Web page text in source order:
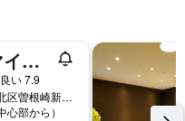
ホテルマイステイズプレミア堂島
良い 7.9
大阪府大阪市北区曽根崎新地2-4-1
心部から）